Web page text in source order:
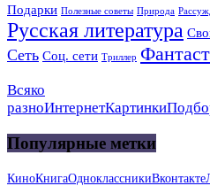
Подарки Полезные советы Природа
Русская литература
Сеть Соц. сети Триллер
Всяко
разноИнтернетКартинки
Популярные метки
КиноКнигаОдноклассникиВконтакте